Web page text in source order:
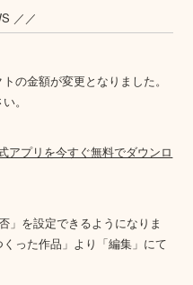
／／
の金額が変更となりました。
。
アプリを今すぐ無料でダウンロ
」を設定できるようになりま
った作品」より「編集」にて